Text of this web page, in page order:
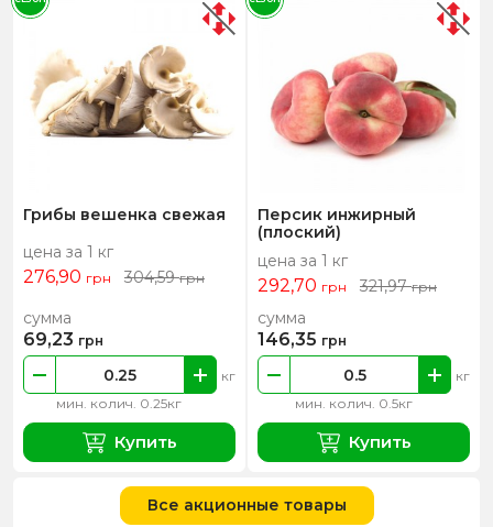
Грибы вешенка свежая
цена за 1 кг
276,90 грн 304,59грн
мин. колич. 0.25кг
кг
сумма
69,23 грн
Купить
Персик инжирный
(плоский)
цена за 1 кг
292,70 грн 321,97грн
мин. колич. 0.5кг
кг
сумма
146,35 грн
Купить
Все акционные товары